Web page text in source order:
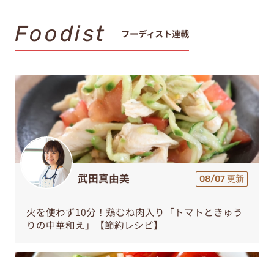
Foodist フーディスト連載
武田真由美 08/07 更新
火を使わず10分！鶏むね肉入り「トマトときゅう
りの中華和え」【節約レシピ】